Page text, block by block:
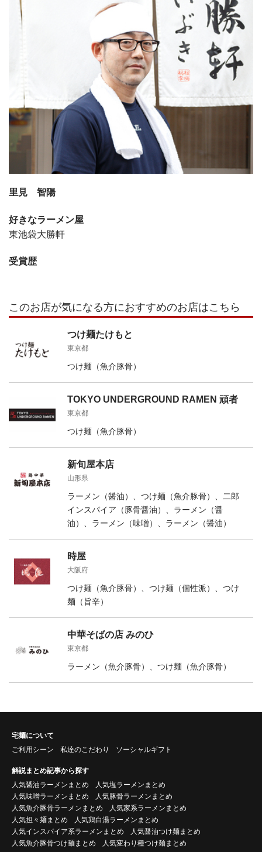
里見 智陽
好きなラーメン屋
東池袋大勝軒
受賞歴
このお店が気になる方におすすめのお店はこちら
つけ麺たけもと
東京都
つけ麺（魚介豚骨）
TOKYO UNDERGROUND RAMEN 頑者
東京都
つけ麺（魚介豚骨）
新旬屋本店
山形県
ラーメン（醤油）、つけ麺（魚介豚骨）、二郎
インスパイア（豚骨醤油）、ラーメン（醤
油）、ラーメン（味噌）、ラーメン（醤油）
時屋
大阪府
つけ麺（魚介豚骨）、つけ麺（個性派）、つけ
麺（旨辛）
中華そばの店 みのひ
東京都
ラーメン（魚介豚骨）、つけ麺（魚介豚骨）
宅麺について
ご利用シーン
私達のこだわり ソーシャルギフト
解説まとめ記事から探す
人気醤油ラーメンまとめ
人気塩ラーメンまとめ
人気味噌ラーメンまとめ
人気豚骨ラーメンまとめ
人気魚介豚骨ラーメンまとめ
人気家系ラーメンまとめ
人気担々麺まとめ
人気鶏白湯ラーメンまとめ
人気インスパイア系ラーメンまとめ
人気醤油つけ麺まとめ
人気魚介豚骨つけ麺まとめ
人気変わり種つけ麺まとめ